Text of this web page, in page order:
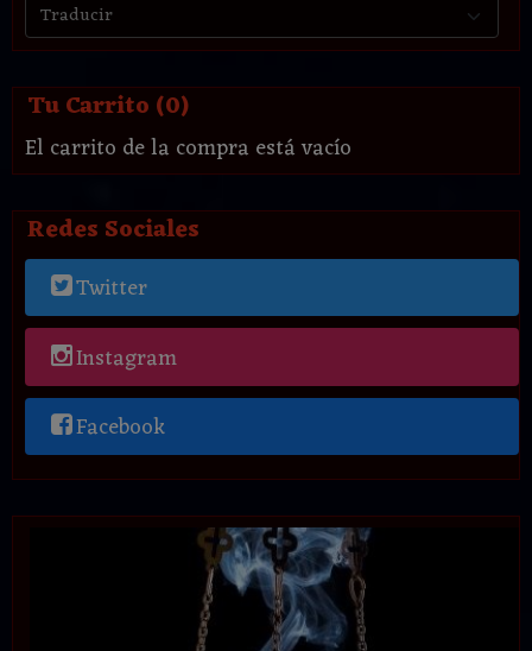
Tu Carrito (0)
El carrito de la compra está vacío
Redes Sociales
Twitter
Instagram
Facebook